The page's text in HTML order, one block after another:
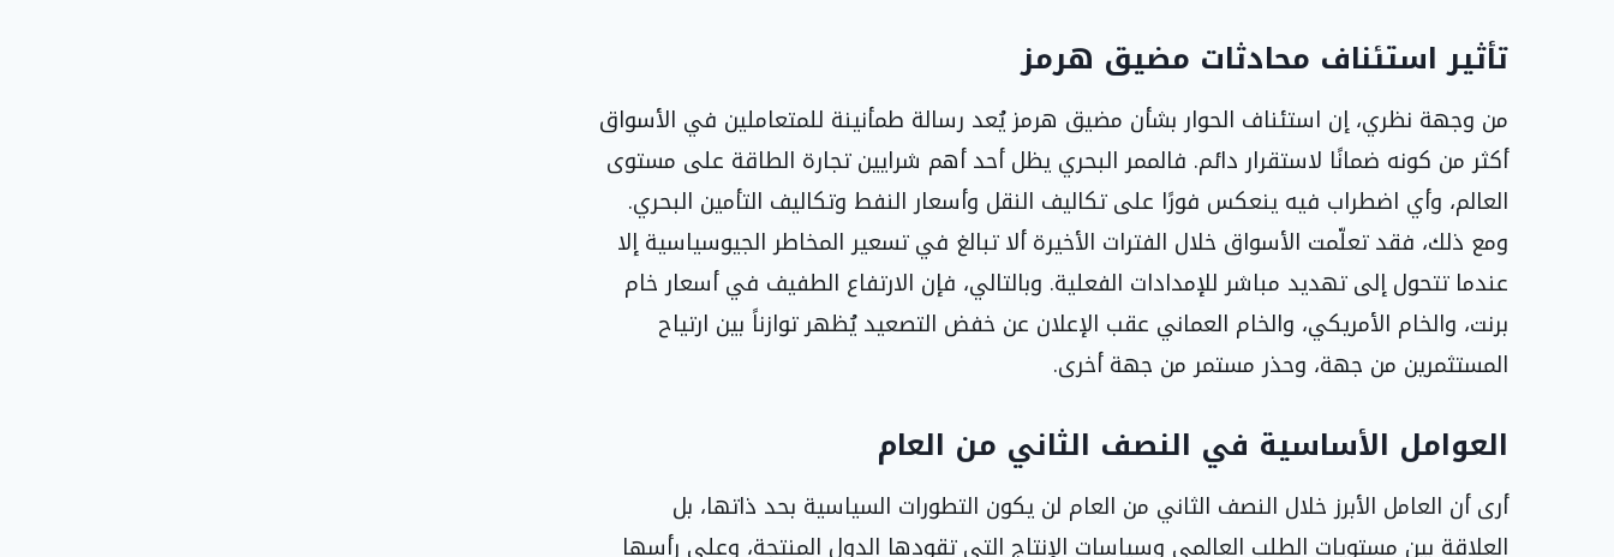
تأثير استئناف محادثات مضيق هرمز
من وجهة نظري، إن استئناف الحوار بشأن مضيق هرمز يُعد رسالة طمأنينة للمتعاملين في الأسواق
أكثر من كونه ضمانًا لاستقرار دائم. فالممر البحري يظل أحد أهم شرايين تجارة الطاقة على مستوى
العالم، وأي اضطراب فيه ينعكس فورًا على تكاليف النقل وأسعار النفط وتكاليف التأمين البحري.
ومع ذلك، فقد تعلّمت الأسواق خلال الفترات الأخيرة ألا تبالغ في تسعير المخاطر الجيوسياسية إلا
عندما تتحول إلى تهديد مباشر للإمدادات الفعلية. وبالتالي، فإن الارتفاع الطفيف في أسعار خام
برنت، والخام الأمريكي، والخام العماني عقب الإعلان عن خفض التصعيد يُظهر توازناً بين ارتياح
المستثمرين من جهة، وحذر مستمر من جهة أخرى.
العوامل الأساسية في النصف الثاني من العام
أرى أن العامل الأبرز خلال النصف الثاني من العام لن يكون التطورات السياسية بحد ذاتها، بل
العلاقة بين مستويات الطلب العالمي وسياسات الإنتاج التي تقودها الدول المنتجة، وعلى رأسها